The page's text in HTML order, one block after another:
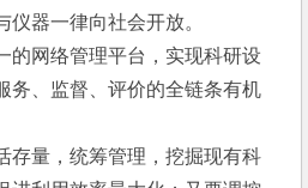
器一律向社会开放。
网络管理平台，实现科研设
务、监督、评价的全链条有机
量，统筹管理，挖掘现有科